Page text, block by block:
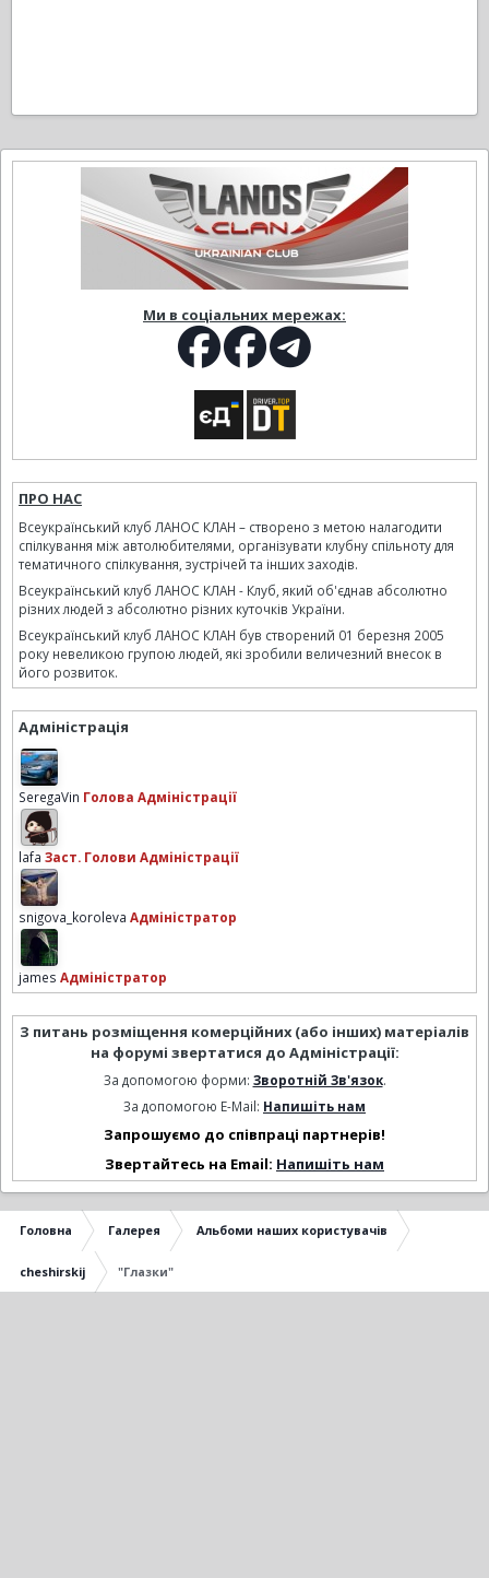
Ми в соціальних мережах:
ПРО НАС
Всеукраїнський клуб ЛАНОС КЛАН – створено з метою налагодити
спілкування між автолюбителями, організувати клубну спільноту для
тематичного спілкування, зустрічей та інших заходів.
Всеукраїнський клуб ЛАНОС КЛАН - Клуб, який об'єднав абсолютно
різних людей з абсолютно різних куточків України.
Всеукраїнський клуб ЛАНОС КЛАН був створений 01 березня 2005
року невеликою групою людей, які зробили величезний внесок в
його розвиток.
Адміністрація
SeregaVin Голова Адміністрації
lafa Заст. Голови Адміністрації
snigova_koroleva Адміністратор
james Адміністратор
З питань розміщення комерційних (або інших) матеріалів
на форумі звертатися до Адміністрації:
За допомогою форми: Зворотній Зв'язок.
За допомогою E-Mail: Напишіть нам
Запрошуємо до співпраці партнерів!
Звертайтесь на Email: Напишіть нам
Головна Галерея Альбоми наших користувачів
cheshirskij "Глазки"